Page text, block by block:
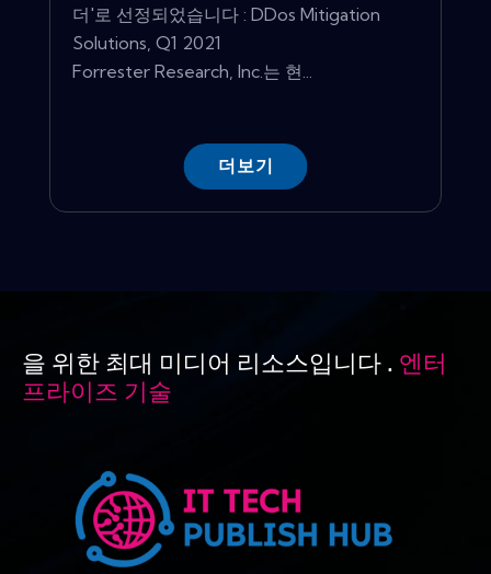
더'로 선정되었습니다 : DDos Mitigation
Solutions, Q1 2021
Forrester Research, Inc.는 현...
더보기
을 위한 최대 미디어 리소스입니다 . 엔터
프라이즈 기술